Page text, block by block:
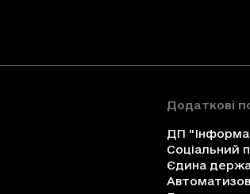
Додаткові
ДП
Соціальний
Єдина